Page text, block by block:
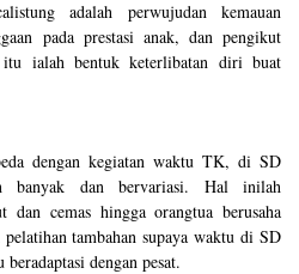
adalah perwujudan kemauan
pada prestasi anak, dan pengikut
itu ialah bentuk keterlibatan diri buat
dengan kegiatan waktu TK, di SD
banyak dan bervariasi. Hal inilah
dan cemas hingga orangtua berusaha
tambahan supaya waktu di SD
dengan pesat.